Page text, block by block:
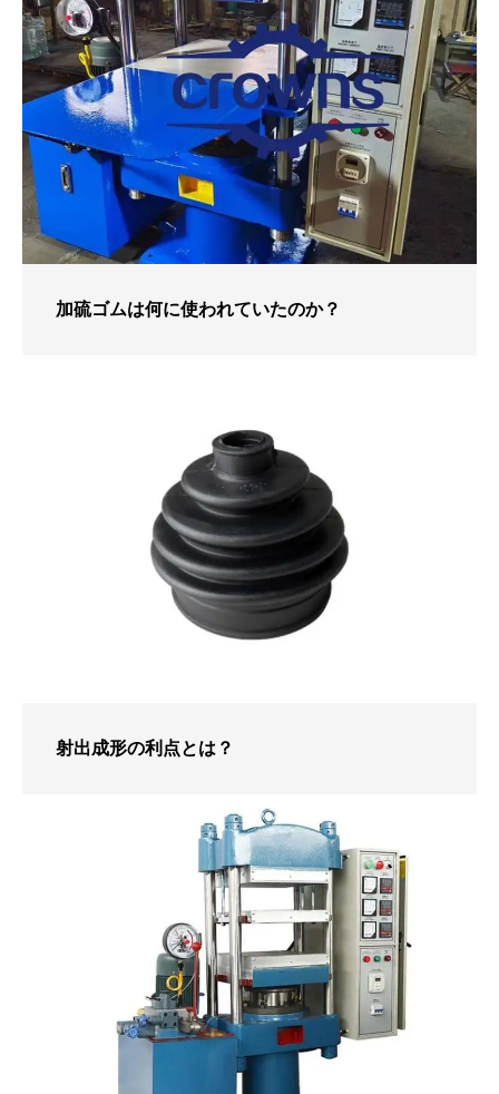
加硫ゴムは何に使われていたのか？
射出成形の利点とは？